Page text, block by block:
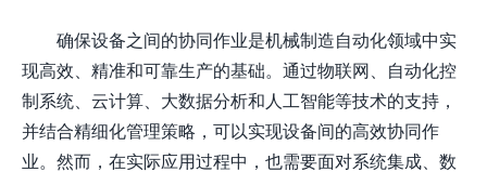
确保设备之间的协同作业是机械制造自动化领域中实
现高效、精准和可靠生产的基础。通过物联网、自动化控
制系统、云计算、大数据分析和人工智能等技术的支持，
并结合精细化管理策略，可以实现设备间的高效协同作
业。然而，在实际应用过程中，也需要面对系统集成、数